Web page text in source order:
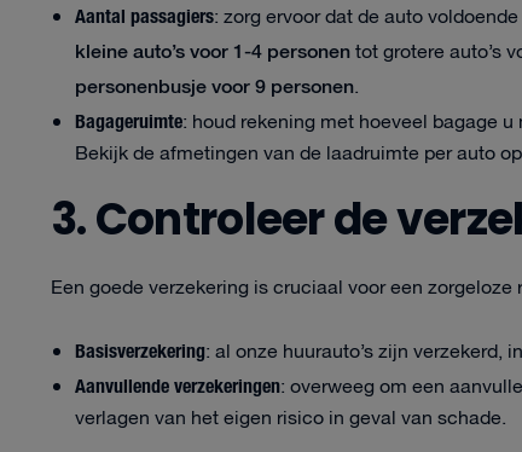
Aantal passagiers: zorg ervoor dat de auto
kleine auto’s voor 1-4 personentot grotere auto’s
personenbusje voor 9 personen.
Bagageruimte: houd rekening met hoeveel bagage
Bekijk de afmetingen van de laadruimte per auto
3. Controleer de
Een goede verzekering is cruciaal voor een zorgeloze
Basisverzekering: al onze huurauto’s zijn verzekerd,
Aanvullende verzekeringen: overweeg om een
verlagen van het eigen risico in geval van schade.